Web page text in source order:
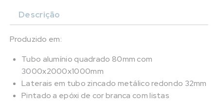
Descrição
Produzido em:
Tubo alumínio quadrado 80mm com
3000x2000x1000mm
Laterais em tubo zincado metálico redondo 32mm
Pintado a epóxi de cor branca com listas